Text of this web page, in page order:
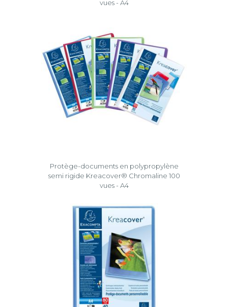
vues - A4
Protège-documents en polypropylène
semi rigide Kreacover® Chromaline 100
vues - A4